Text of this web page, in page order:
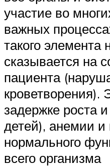
участие во
важных
такого элемента
сказывается на
пациента
кроветворения).
задержке роста
детей), анемии
нормального
всего организма